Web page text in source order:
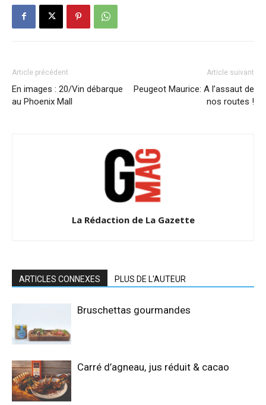
Article précédent
En images : 20/Vin débarque
au Phoenix Mall
Article suivant
Peugeot Maurice: A l’assaut de
nos routes !
La Rédaction de La Gazette
ARTICLES CONNEXES PLUS DE L'AUTEUR
Bruschettas gourmandes
Carré d’agneau, jus réduit & cacao